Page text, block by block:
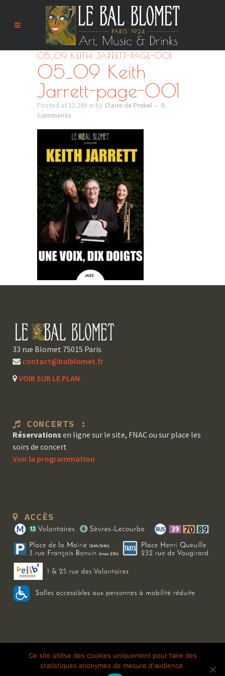
05_09 KEITH JARRETT-PAGE-001
05_09 Keith
Jarrett-page-001
Posted at 12:28h in by Claire de Prekel
0
Comments
33 rue Blomet 75015 Paris
contact@balblomet.fr
VOIR SUR LE PLAN
CONCERTS :
Réservations en ligne sur le site, FNAC ou sur place les
soirs de concert
Voir la programmation
ACCÈS
Copyright 2026 Le Bal Blomet | Tous droits réservés | Mentions légales
Galerie photo
Ce site utilise des cookies uniquement pour faire des
statistiques anonymes de mesure d'audience.